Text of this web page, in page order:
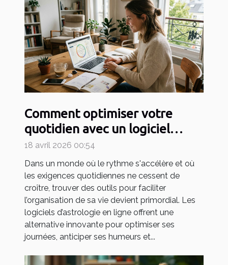
Comment optimiser votre
quotidien avec un logiciel
d'astrologie en ligne ?
18 avril 2026 00:54
Dans un monde où le rythme s'accélère et où
les exigences quotidiennes ne cessent de
croître, trouver des outils pour faciliter
l’organisation de sa vie devient primordial. Les
logiciels d’astrologie en ligne offrent une
alternative innovante pour optimiser ses
journées, anticiper ses humeurs et...